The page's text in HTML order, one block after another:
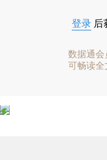
登录 后
数据通会
可畅读全